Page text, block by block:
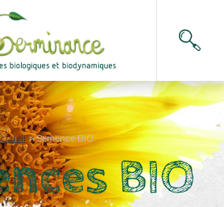
>Semence BIO
BIO